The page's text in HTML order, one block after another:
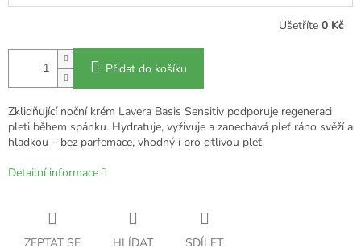
Ušetříte 0 Kč
Přidat do košíku
Zklidňující noční krém Lavera Basis Sensitiv podporuje regeneraci
pleti během spánku. Hydratuje, vyživuje a zanechává pleť ráno svěží a
hladkou – bez parfemace, vhodný i pro citlivou pleť.
Detailní informace
ZEPTAT SE HLÍDAT SDÍLET